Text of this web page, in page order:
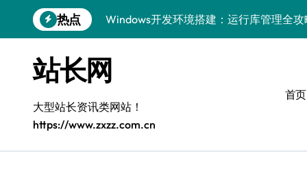
到
热点
Windows开发环境搭建：运行库管理全攻
鸿蒙云架构下弹性计算优化探索
计算机视觉索引漏洞深度剖析与修复
弹性计算重塑云架构：降本增效实战指南
驭5G之速，铸iOS移动互联新标杆
站长网
大型站长资讯类网站！
https://www.zxzz.com.cn
首页